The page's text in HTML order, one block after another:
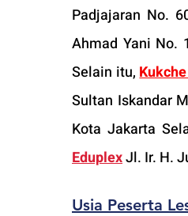
Padjajaran No.
Ahmad Yani No.
Selain itu,
Sultan Iskandar
Kota Jakarta
Eduplex Jl. Ir. H.
Usia Peserta